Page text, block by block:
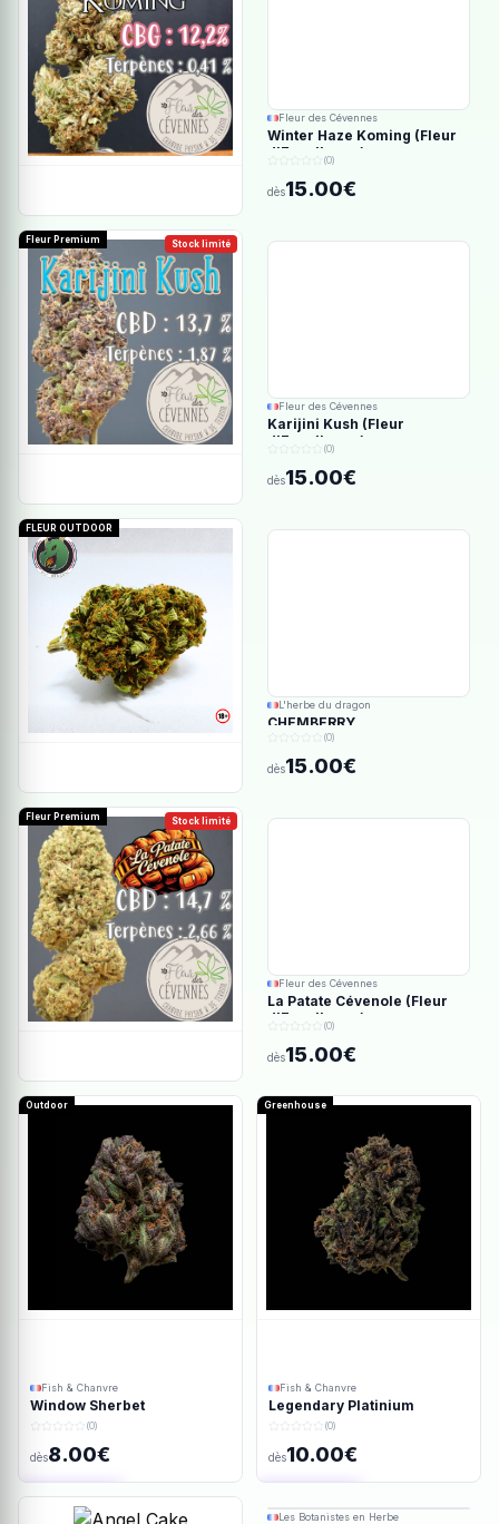
Fleur des Cévennes
Winter Haze Koming (Fleur
d'Excellence)
(0)
dès15.00€
Stock limité
Fleur Premium
Fleur des Cévennes
Karijini Kush (Fleur
d'Excellence)
(0)
dès15.00€
FLEUR OUTDOOR
L'herbe du dragon
CHEMBERRY
(0)
dès15.00€
Stock limité
Fleur Premium
Fleur des Cévennes
La Patate Cévenole (Fleur
d'Excellence)
(0)
dès15.00€
Outdoor
Fish & Chanvre
Window Sherbet
(0)
dès8.00€
Ajout rapide
Greenhouse
Fish & Chanvre
Legendary Platinium
(0)
dès10.00€
Les Botanistes en Herbe